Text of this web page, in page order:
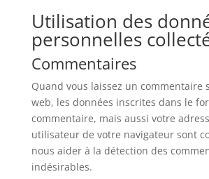
Utilisation des
personnelles
Commentaires
Quand vous laissez un commentaire
web, les données inscrites dans le
commentaire, mais aussi votre
utilisateur de votre navigateur sont
nous aider à la détection des
indésirables.